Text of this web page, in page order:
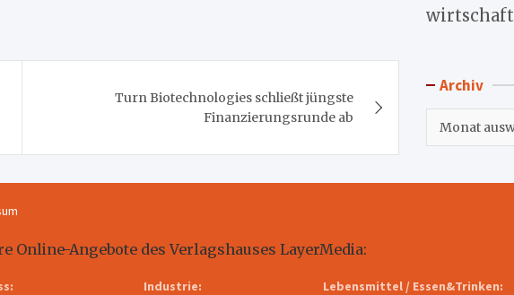
Turn Biotechnologies schließt jüngste
Finanzierungsrunde ab
wirtschaft
Archiv
Online-Angebote des Verlagshauses LayerMedia:
Industrie:
Lebensmittel / Essen&Trinken: